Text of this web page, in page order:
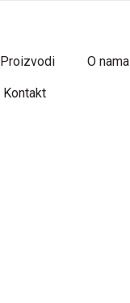
Proizvodi O nama
Kontakt